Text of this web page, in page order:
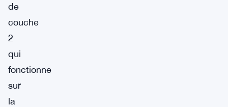
de
couche
2
qui
fonctionne
sur
la